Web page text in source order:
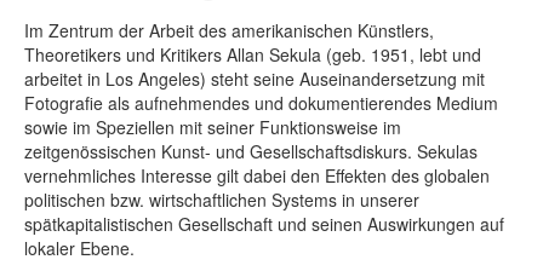
Im Zentrum der Arbeit des amerikanischen Künstlers,
Theoretikers und Kritikers Allan Sekula (geb. 1951, lebt und
arbeitet in Los Angeles) steht seine Auseinandersetzung mit
Fotografie als aufnehmendes und dokumentierendes Medium
sowie im Speziellen mit seiner Funktionsweise im
zeitgenössischen Kunst- und Gesellschaftsdiskurs. Sekulas
vernehmliches Interesse gilt dabei den Effekten des globalen
politischen bzw. wirtschaftlichen Systems in unserer
spätkapitalistischen Gesellschaft und seinen Auswirkungen auf
lokaler Ebene.